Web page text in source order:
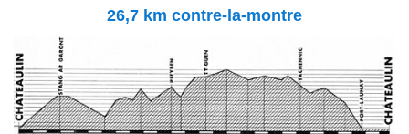
26,7 km contre-la-montre